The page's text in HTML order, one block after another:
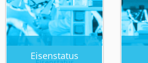
Eisenstatus